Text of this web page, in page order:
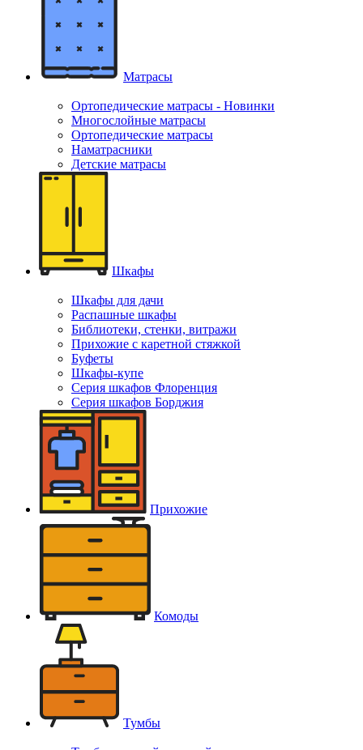
Матрасы
Ортопедические матрасы - Новинки
Многослойные матрасы
Ортопедические матрасы
Наматрасники
Детские матрасы
Шкафы
Шкафы для дачи
Распашные шкафы
Библиотеки, стенки, витражи
Прихожие с каретной стяжкой
Буфеты
Шкафы-купе
Серия шкафов Флоренция
Серия шкафов Борджия
Прихожие
Комоды
Тумбы